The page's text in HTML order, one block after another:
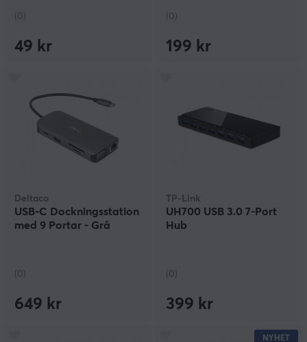
(0)
49 kr
(0)
199 kr
Deltaco
USB-C Dockningsstation
med 9 Portar - Grå
(0)
649 kr
TP-Link
UH700 USB 3.0 7-Port
Hub
(0)
399 kr
NYHET